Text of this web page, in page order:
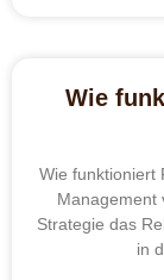
Wie
Wie funktioniert
Management
Strategie das
in